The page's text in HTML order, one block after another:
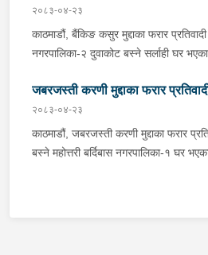
कार्यालय वरेङबाट खटिएको प्रहरीले उनलाई
जिल्ला अदालत बागलुङबाट ५ दिन म्याद थप
प्रहरीले आवश्यक अनुसन्धान गरिरहेको छ ।
२०८३-०४-२३
काठमाडौं, बैंकिङ कसुर मुद्दाका फरार
नगरपालिका-२ दुवाकोट बस्ने सर्लाही घर
पक्राउ पुर्जी जारी भई फरार रहेका उनलाई
अनुसन्धान कार्यालय टेकुबाट खटिएको प्रहरीले
नगरपालिका-२ दुवाकोटबाट पक्राउ गरेको
तथा कारबाहीको लागि इलाका प्रहरी
जबरजस्ती करणी मुद्दाका फरार
२०८३-०४-२३
काठमाडौं, जबरजस्ती करणी मुद्दाका फरार
बस्ने महोत्तरी बर्दिबास नगरपालिका-१ घर